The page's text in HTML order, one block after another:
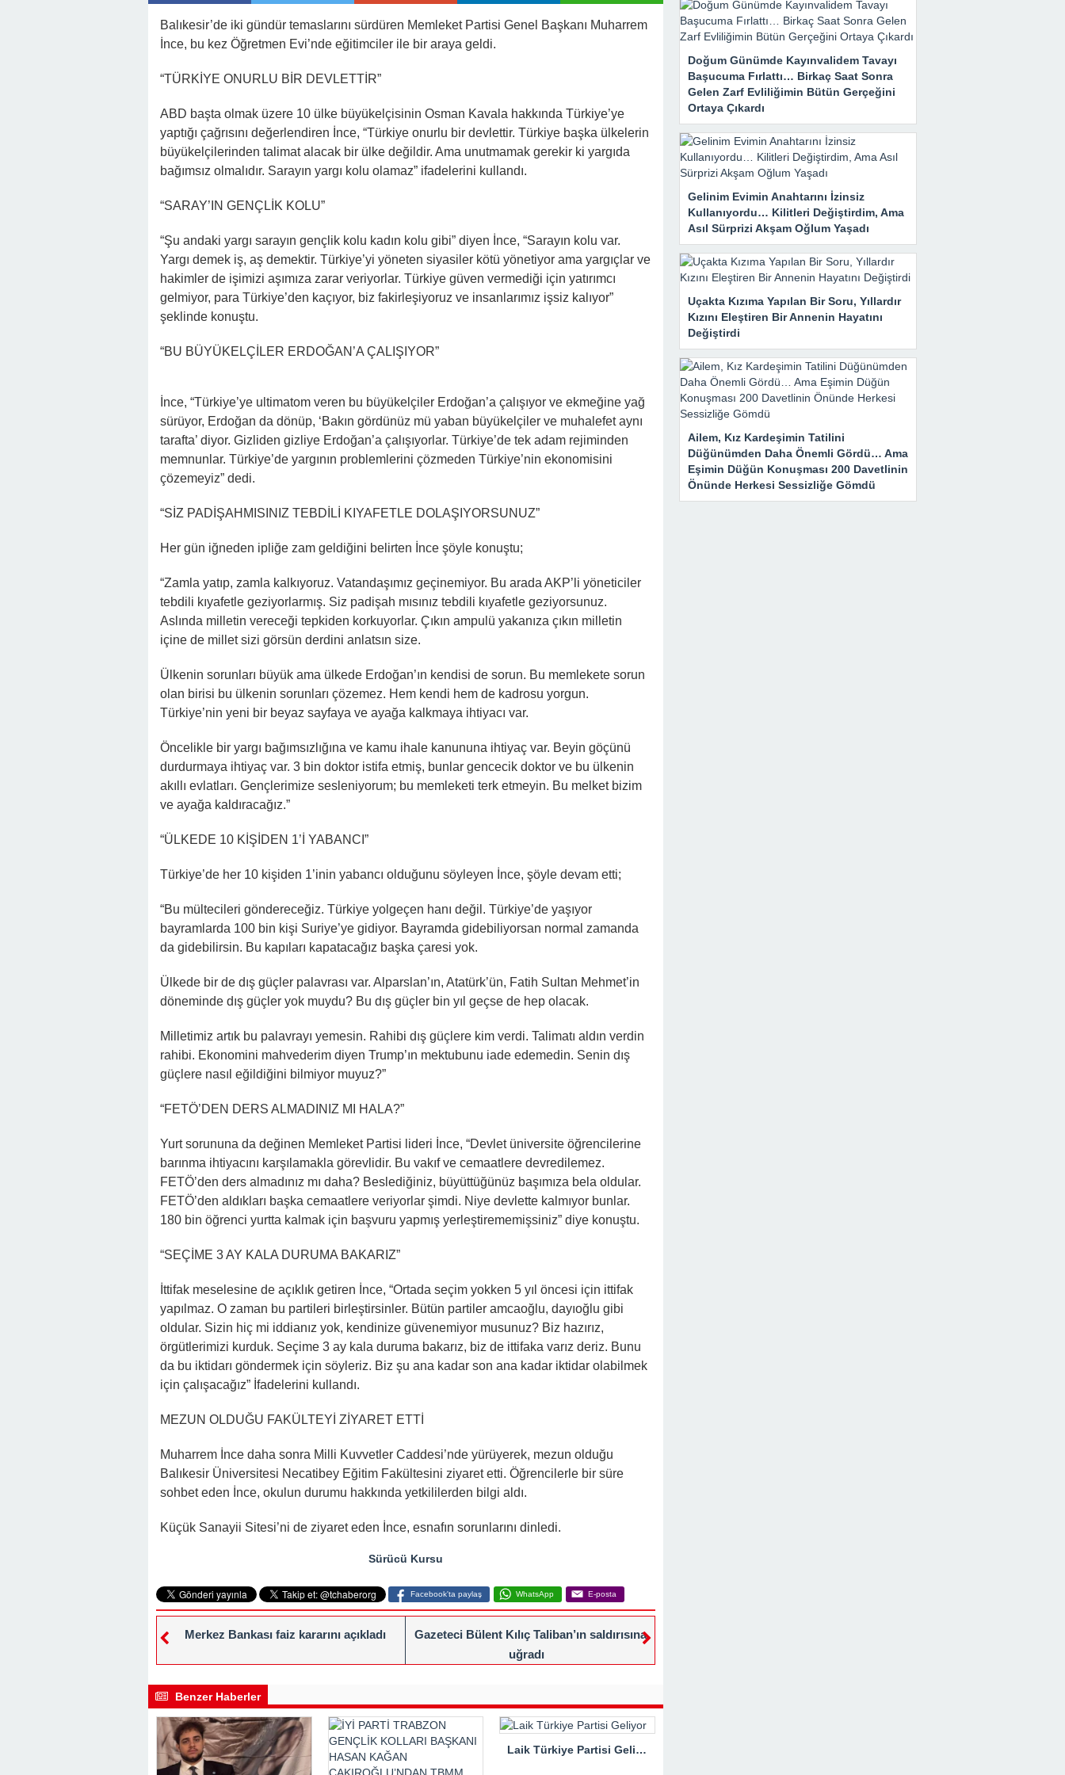
22:41 -Kocam Beni Çocuksuz Diye Terk Etti, Ama Gerçek Çok Başkaydı
23:11 - Kızım Tabutun Başında “Büyükanne Yalan Söylüyor!” Diye Bağırdı… Sonra Evdeki Gizli Kayıtlar Her
Şeyi Ortaya Çıkardı
Balıkesir’de iki gündür temaslarını sürdüren Memleket Partisi Genel Başkanı Muharrem
İnce, bu kez Öğretmen Evi’nde eğitimciler ile bir araya geldi.
“TÜRKİYE ONURLU BİR DEVLETTİR”
ABD başta olmak üzere 10 ülke büyükelçisinin Osman Kavala hakkında Türkiye’ye
yaptığı çağrısını değerlendiren İnce, “Türkiye onurlu bir devlettir. Türkiye başka ülkelerin
büyükelçilerinden talimat alacak bir ülke değildir. Ama unutmamak gerekir ki yargıda
bağımsız olmalıdır. Sarayın yargı kolu olamaz” ifadelerini kullandı.
“SARAY’IN GENÇLİK KOLU”
“Şu andaki yargı sarayın gençlik kolu kadın kolu gibi” diyen İnce, “Sarayın kolu var.
Yargı demek iş, aş demektir. Türkiye’yi yöneten siyasiler kötü yönetiyor ama yargıçlar ve
hakimler de işimizi aşımıza zarar veriyorlar. Türkiye güven vermediği için yatırımcı
gelmiyor, para Türkiye’den kaçıyor, biz fakirleşiyoruz ve insanlarımız işsiz kalıyor”
şeklinde konuştu.
“BU BÜYÜKELÇİLER ERDOĞAN’A ÇALIŞIYOR”
İnce, “Türkiye’ye ultimatom veren bu büyükelçiler Erdoğan’a çalışıyor ve ekmeğine yağ
sürüyor, Erdoğan da dönüp, ‘Bakın gördünüz mü yaban büyükelçiler ve muhalefet aynı
tarafta’ diyor. Gizliden gizliye Erdoğan’a çalışıyorlar. Türkiye’de tek adam rejiminden
memnunlar. Türkiye’de yargının problemlerini çözmeden Türkiye’nin ekonomisini
çözemeyiz” dedi.
“SİZ PADİŞAHMISINIZ TEBDİLİ KIYAFETLE DOLAŞIYORSUNUZ”
Her gün iğneden ipliğe zam geldiğini belirten İnce şöyle konuştu;
“Zamla yatıp, zamla kalkıyoruz. Vatandaşımız geçinemiyor. Bu arada AKP’li yöneticiler
tebdili kıyafetle geziyorlarmış. Siz padişah mısınız tebdili kıyafetle geziyorsunuz.
Aslında milletin vereceği tepkiden korkuyorlar. Çıkın ampulü yakanıza çıkın milletin
içine de millet sizi görsün derdini anlatsın size.
Ülkenin sorunları büyük ama ülkede Erdoğan’ın kendisi de sorun. Bu memlekete sorun
olan birisi bu ülkenin sorunları çözemez. Hem kendi hem de kadrosu yorgun.
Türkiye’nin yeni bir beyaz sayfaya ve ayağa kalkmaya ihtiyacı var.
Öncelikle bir yargı bağımsızlığına ve kamu ihale kanununa ihtiyaç var. Beyin göçünü
durdurmaya ihtiyaç var. 3 bin doktor istifa etmiş, bunlar gencecik doktor ve bu ülkenin
akıllı evlatları. Gençlerimize sesleniyorum; bu memleketi terk etmeyin. Bu melket bizim
ve ayağa kaldıracağız.”
“ÜLKEDE 10 KİŞİDEN 1’İ YABANCI”
Türkiye’de her 10 kişiden 1’inin yabancı olduğunu söyleyen İnce, şöyle devam etti;
“Bu mültecileri göndereceğiz. Türkiye yolgeçen hanı değil. Türkiye’de yaşıyor
bayramlarda 100 bin kişi Suriye’ye gidiyor. Bayramda gidebiliyorsan normal zamanda
da gidebilirsin. Bu kapıları kapatacağız başka çaresi yok.
Ülkede bir de dış güçler palavrası var. Alparslan’ın, Atatürk’ün, Fatih Sultan Mehmet’in
döneminde dış güçler yok muydu? Bu dış güçler bin yıl geçse de hep olacak.
Milletimiz artık bu palavrayı yemesin. Rahibi dış güçlere kim verdi. Talimatı aldın verdin
rahibi. Ekonomini mahvederim diyen Trump’ın mektubunu iade edemedin. Senin dış
güçlere nasıl eğildiğini bilmiyor muyuz?”
“FETÖ’DEN DERS ALMADINIZ MI HALA?”
Yurt sorununa da değinen Memleket Partisi lideri İnce, “Devlet üniversite öğrencilerine
barınma ihtiyacını karşılamakla görevlidir. Bu vakıf ve cemaatlere devredilemez.
FETÖ’den ders almadınız mı daha? Beslediğiniz, büyüttüğünüz başımıza bela oldular.
FETÖ’den aldıkları başka cemaatlere veriyorlar şimdi. Niye devlette kalmıyor bunlar.
180 bin öğrenci yurtta kalmak için başvuru yapmış yerleştirememişsiniz” diye konuştu.
“SEÇİME 3 AY KALA DURUMA BAKARIZ”
İttifak meselesine de açıklık getiren İnce, “Ortada seçim yokken 5 yıl öncesi için ittifak
yapılmaz. O zaman bu partileri birleştirsinler. Bütün partiler amcaoğlu, dayıoğlu gibi
oldular. Sizin hiç mi iddianız yok, kendinize güvenemiyor musunuz? Biz hazırız,
örgütlerimizi kurduk. Seçime 3 ay kala duruma bakarız, biz de ittifaka varız deriz. Bunu
da bu iktidarı göndermek için söyleriz. Biz şu ana kadar son ana kadar iktidar olabilmek
için çalışacağız” İfadelerini kullandı.
MEZUN OLDUĞU FAKÜLTEYİ ZİYARET ETTİ
Muharrem İnce daha sonra Milli Kuvvetler Caddesi’nde yürüyerek, mezun olduğu
Balıkesir Üniversitesi Necatibey Eğitim Fakültesini ziyaret etti. Öğrencilerle bir süre
sohbet eden İnce, okulun durumu hakkında yetkililerden bilgi aldı.
Küçük Sanayii Sitesi’ni de ziyaret eden İnce, esnafın sorunlarını dinledi.
Sürücü Kursu
Facebook'ta paylaş WhatsApp E-posta
Merkez Bankası faiz kararını açıkladı
Gazeteci Bülent Kılıç Taliban’ın saldırısına
uğradı
Benzer Haberler
Laik Türkiye Partisi Geliyor
Doğum Günümde Kayınvalidem Tavayı
Başucuma Fırlattı… Birkaç Saat Sonra
Gelen Zarf Evliliğimin Bütün Gerçeğini
Ortaya Çıkardı
Gelinim Evimin Anahtarını İzinsiz
Kullanıyordu… Kilitleri Değiştirdim, Ama
Asıl Sürprizi Akşam Oğlum Yaşadı
Uçakta Kızıma Yapılan Bir Soru, Yıllardır
Kızını Eleştiren Bir Annenin Hayatını
Değiştirdi
Ailem, Kız Kardeşimin Tatilini
Düğünümden Daha Önemli Gördü… Ama
Eşimin Düğün Konuşması 200 Davetlinin
Önünde Herkesi Sessizliğe Gömdü